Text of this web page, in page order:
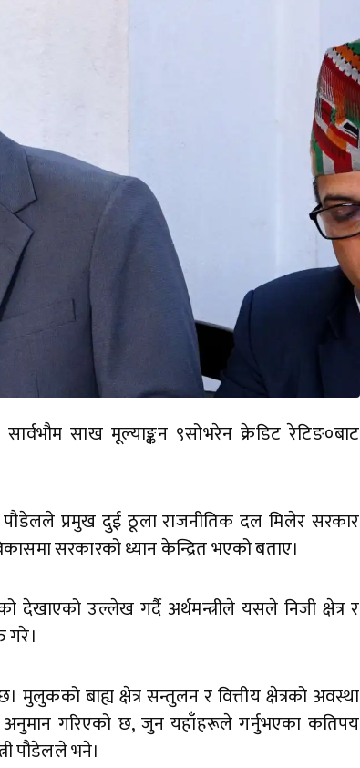
सार्वभौम साख मूल्याङ्कन ९सोभरेन क्रेडिट रेटिङ०बाट
पौडेलले प्रमुख दुई ठूला राजनीतिक दल मिलेर सरकार
सरकारको ध्यान केन्द्रित भएको बताए।
उल्लेख गर्दै अर्थमन्त्रीले यसले निजी क्षेत्र र
गरे।
बाह्य क्षेत्र सन्तुलन र वित्तीय क्षेत्रको अवस्था
अनुमान गरिएको छ, जुन यहाँहरूले गर्नुभएका कतिपय
पौडेलले भने।